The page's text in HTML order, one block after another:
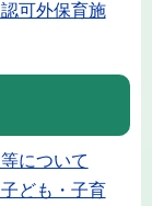
可外保育施
について
ども・子育